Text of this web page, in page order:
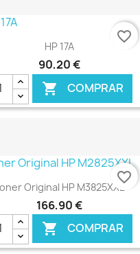
HP 17A
90,20 €
 COMPRAR
€ ONLINE
favorite_border
Original HP M3825XXL
166,90 €
 COMPRAR
favorite_border